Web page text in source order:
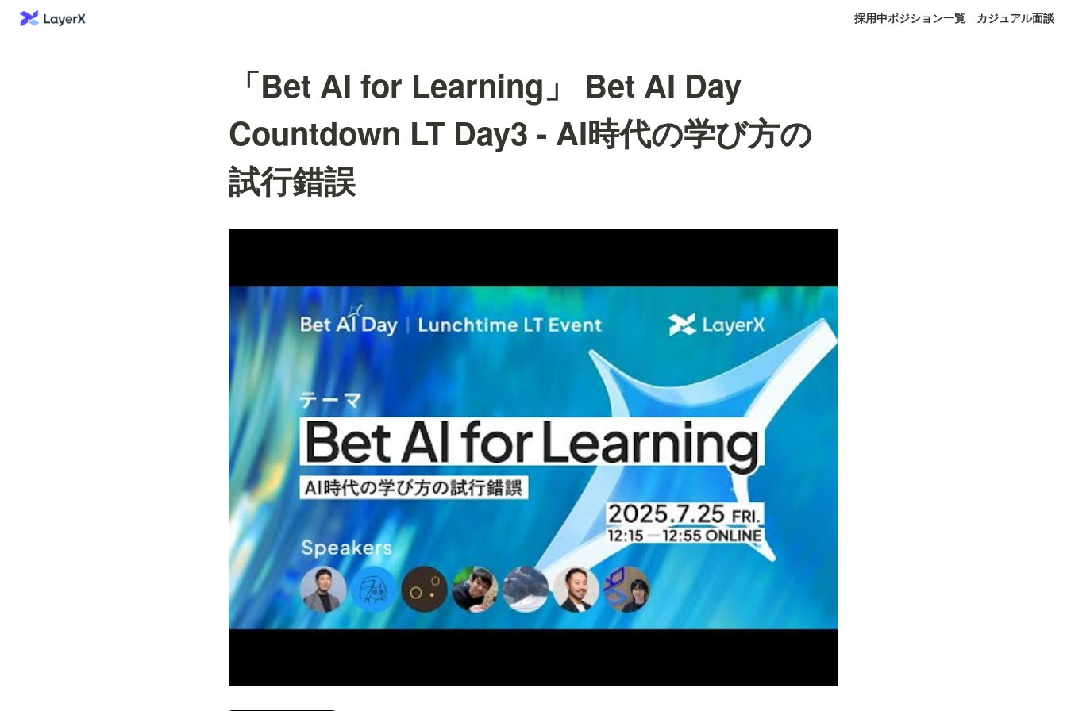
採用中ポジション一覧 カジュアル面談
「Bet AI for Learning」 Bet AI Day
Countdown LT Day3 - AI時代の学び方の
試行錯誤